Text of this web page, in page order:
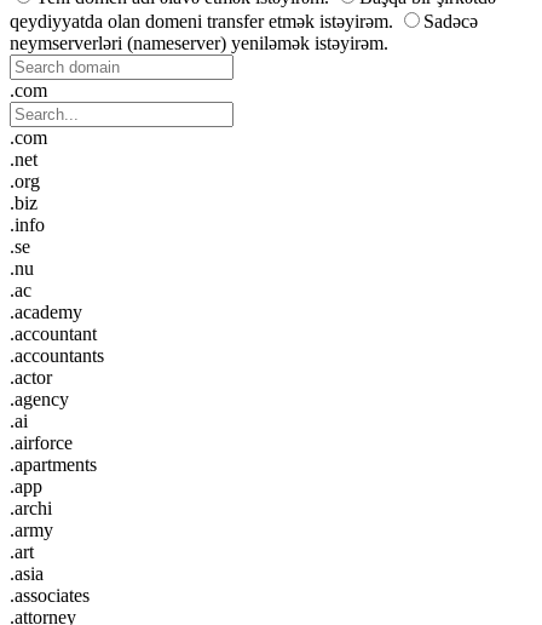
qeydiyyatda olan domeni transfer etmək istəyirəm.
Sadəcə
neymserverləri (nameserver) yeniləmək istəyirəm.
.com
.com
.net
.org
.biz
.info
.se
.nu
.ac
.academy
.accountant
.accountants
.actor
.agency
.ai
.airforce
.apartments
.app
.archi
.army
.art
.asia
.associates
.attorney